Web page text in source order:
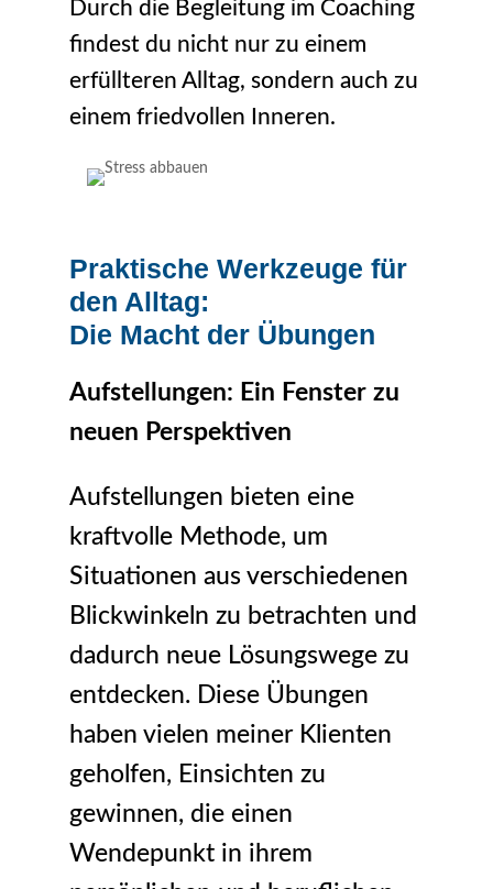
Durch die Begleitung im Coaching
findest du nicht nur zu einem
erfüllteren Alltag, sondern auch zu
einem friedvollen Inneren.
Praktische Werkzeuge für
den Alltag:
Die Macht der Übungen
Aufstellungen: Ein Fenster zu
neuen Perspektiven
Aufstellungen bieten eine
kraftvolle Methode, um
Situationen aus verschiedenen
Blickwinkeln zu betrachten und
dadurch neue Lösungswege zu
entdecken. Diese Übungen
haben vielen meiner Klienten
geholfen, Einsichten zu
gewinnen, die einen
Wendepunkt in ihrem